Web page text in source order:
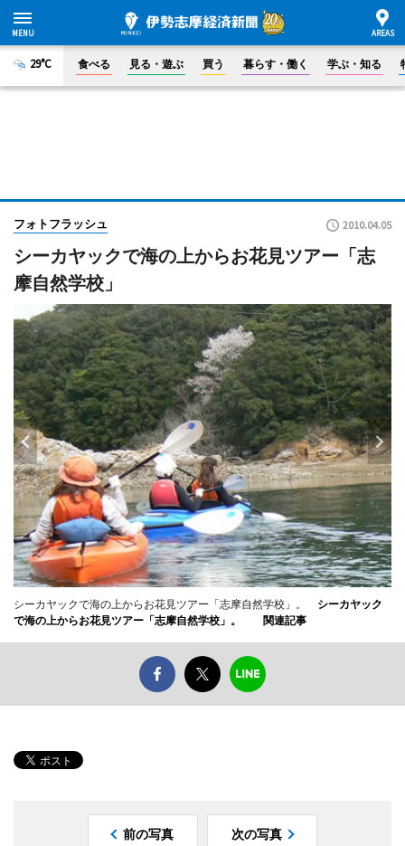
29°C 食べる 見る・遊ぶ 買う 暮らす・働く 学ぶ・知る
フォトフラッシュ 2010.04.05
シーカヤックで海の上からお花見ツアー「志
摩自然学校」
シーカヤックで海の上からお花見ツアー「志摩自然学校」。 シーカヤック
で海の上からお花見ツアー「志摩自然学校」。
関連記事
前の写真 次の写真